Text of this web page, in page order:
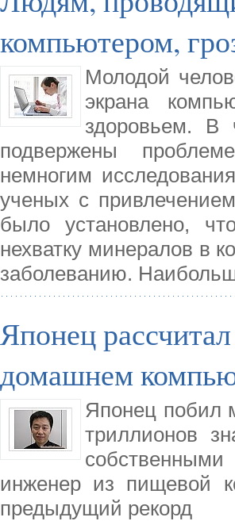
компьютером,
Молодой
экрана
здоровьем. В
подвержены
немногим
ученых с
было установлено,
нехватку минералов в
заболеванию.
Японец
домашнем
Японец побил
триллионов
инженер из пищевой
предыдущий рекорд